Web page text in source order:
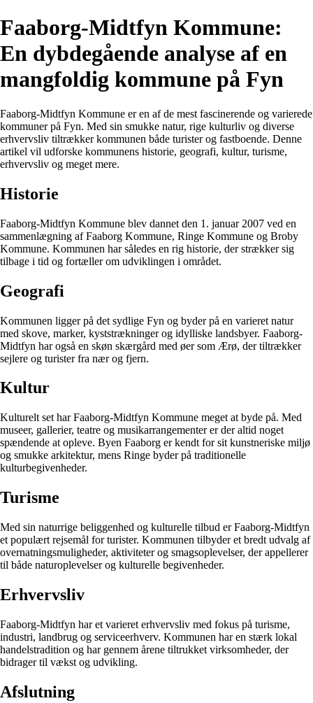
Faaborg-Midtfyn Kommune:
En dybdegående analyse af en
mangfoldig kommune på Fyn
Faaborg-Midtfyn Kommune er en af de mest fascinerende og varierede
kommuner på Fyn. Med sin smukke natur, rige kulturliv og diverse
erhvervsliv tiltrækker kommunen både turister og fastboende. Denne
artikel vil udforske kommunens historie, geografi, kultur, turisme,
erhvervsliv og meget mere.
Historie
Faaborg-Midtfyn Kommune blev dannet den 1. januar 2007 ved en
sammenlægning af Faaborg Kommune, Ringe Kommune og Broby
Kommune. Kommunen har således en rig historie, der strækker sig
tilbage i tid og fortæller om udviklingen i området.
Geografi
Kommunen ligger på det sydlige Fyn og byder på en varieret natur
med skove, marker, kyststrækninger og idylliske landsbyer. Faaborg-
Midtfyn har også en skøn skærgård med øer som Ærø, der tiltrækker
sejlere og turister fra nær og fjern.
Kultur
Kulturelt set har Faaborg-Midtfyn Kommune meget at byde på. Med
museer, gallerier, teatre og musikarrangementer er der altid noget
spændende at opleve. Byen Faaborg er kendt for sit kunstneriske miljø
og smukke arkitektur, mens Ringe byder på traditionelle
kulturbegivenheder.
Turisme
Med sin naturrige beliggenhed og kulturelle tilbud er Faaborg-Midtfyn
et populært rejsemål for turister. Kommunen tilbyder et bredt udvalg af
overnatningsmuligheder, aktiviteter og smagsoplevelser, der appellerer
til både naturoplevelser og kulturelle begivenheder.
Erhvervsliv
Faaborg-Midtfyn har et varieret erhvervsliv med fokus på turisme,
industri, landbrug og serviceerhverv. Kommunen har en stærk lokal
handelstradition og har gennem årene tiltrukket virksomheder, der
bidrager til vækst og udvikling.
Afslutning